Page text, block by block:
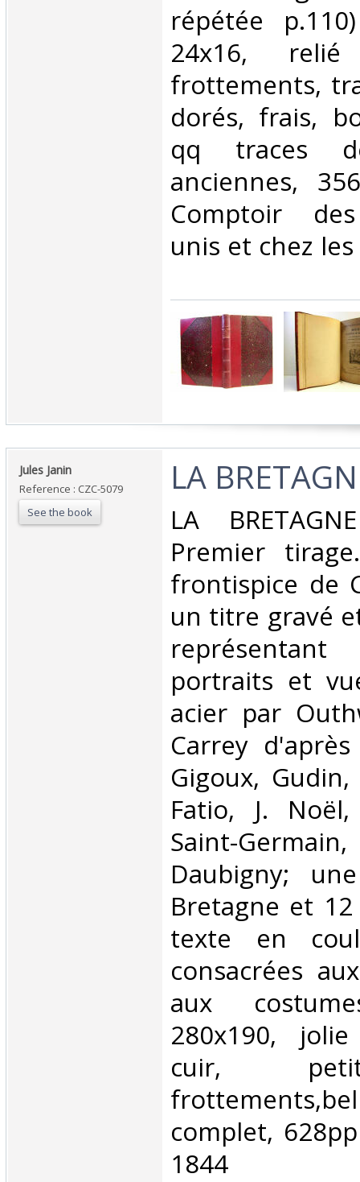
répétée
24x16,
frottements,
dorés, frais,
qq traces
anciennes,
Comptoir
unis et chez
‎Jules Janin‎
Reference : CZC-5079
See the book
‎LA
‎LA
Premier
frontispice de
un titre gravé
portraits et
acier par
Carrey
Gigoux,
Fatio, J.
Saint-
Daubigny;
Bretagne et
texte en
consacrées
aux
280x190,
cuir,
complet,
1844‎